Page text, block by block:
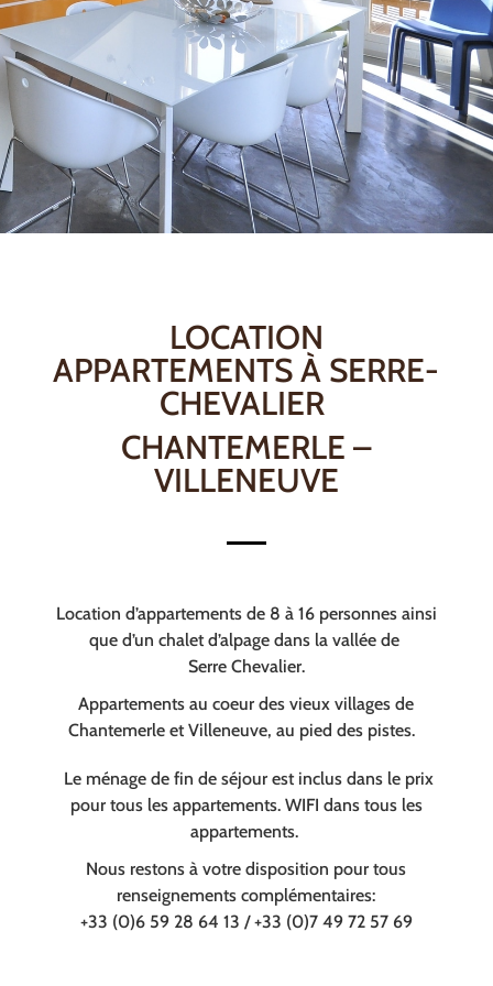
LOCATION
APPARTEMENTS À SERRE-
CHEVALIER
CHANTEMERLE –
VILLENEUVE
Location d’appartements de 8 à 16 personnes ainsi
que d’un chalet d’alpage dans la vallée de
Serre Chevalier.
Appartements au coeur des vieux villages de
Chantemerle et Villeneuve, au pied des pistes.
Le ménage de fin de séjour est inclus dans le prix
pour tous les appartements. WIFI dans tous les
appartements.
Nous restons à votre disposition pour tous
renseignements complémentaires:
+33 (0)6 59 28 64 13 / +33 (0)7 49 72 57 69